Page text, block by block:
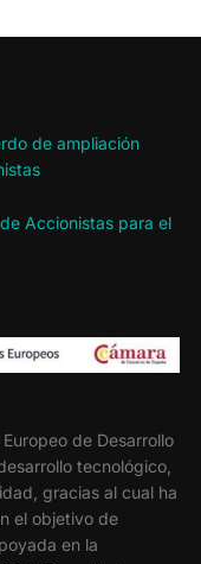
de ampliación
Accionistas para el
de Desarrollo
tecnológico,
gracias al cual ha
el objetivo de
en la